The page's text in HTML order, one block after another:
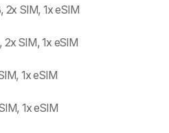
2x SIM, 1x eSIM
2x SIM, 1x eSIM
1x eSIM
1x eSIM